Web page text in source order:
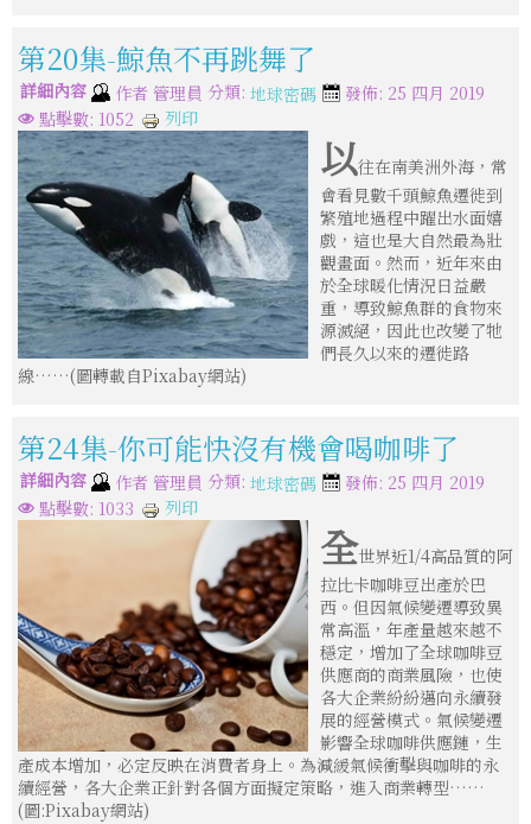
第20集-鯨魚不再跳舞了
詳細內容 作者 管理員 分類: 地球密碼
發佈: 25 四月 2019
點擊數: 1052
列印
以往在南美洲外海，常
會看見數千頭鯨魚遷徙到
繁殖地過程中躍出水面嬉
戲，這也是大自然最為壯
觀畫面。然而，近年來由
於全球暖化情況日益嚴
重，導致鯨魚群的食物來
源滅絕，因此也改變了牠
們長久以來的遷徙路
線……(圖轉載自Pixabay網站)
第24集-你可能快沒有機會喝咖啡了
詳細內容 作者 管理員 分類: 地球密碼
發佈: 25 四月 2019
點擊數: 1033
列印
全世界近1/4高品質的阿
拉比卡咖啡豆出產於巴
西。但因氣候變遷導致異
常高溫，年產量越來越不
穩定，增加了全球咖啡豆
供應商的商業風險，也使
各大企業紛紛邁向永續發
展的經營模式。氣候變遷
影響全球咖啡供應鏈，生
產成本增加，必定反映在消費者身上。為減緩氣候衝擊與咖啡的永
續經營，各大企業正針對各個方面擬定策略，進入商業轉型……
(圖:Pixabay網站)